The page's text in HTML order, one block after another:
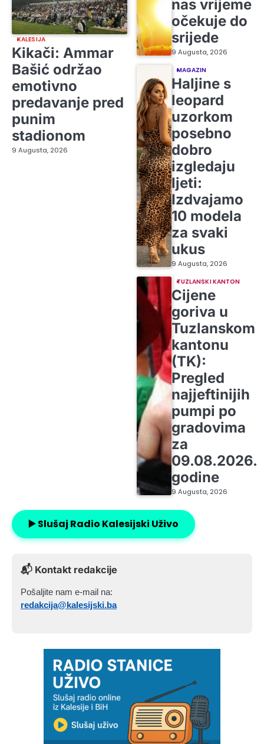
KALESIJA
Kikači: Ammar
Bašić održao
emotivno
predavanje pred
punim
stadionom
9 Augusta, 2026
nas vrijeme
očekuje do
srijede
9 Augusta, 2026
MAGAZIN
Haljine s
leopard
uzorkom
posebno
dobro
izgledaju
ljeti:
Izdvajamo
10 modela
za svaki
ukus
9 Augusta, 2026
TUZLANSKI KANTON
Cijene
goriva u
Tuzlanskom
kantonu
(TK):
Pregled
najjeftinijih
pumpi po
gradovima
za
09.08.2026.
godine
9 Augusta, 2026
▶️ Slušaj Radio Kalesijski Uživo
📬 Kontakt redakcije
Pošaljite nam e-mail na:
redakcija@kalesijski.ba